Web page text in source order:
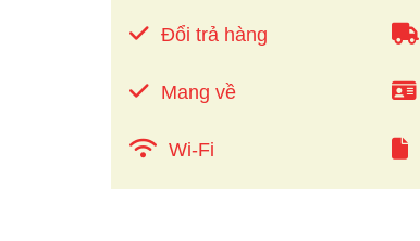
Đổi trả hàng
Mang về
Wi-Fi